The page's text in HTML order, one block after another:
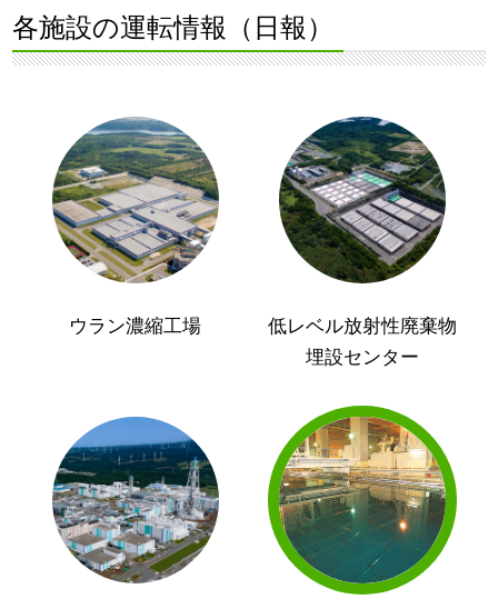
各施設の運転情報（日報）
ウラン濃縮工場
低レベル放射性廃棄物
埋設センター